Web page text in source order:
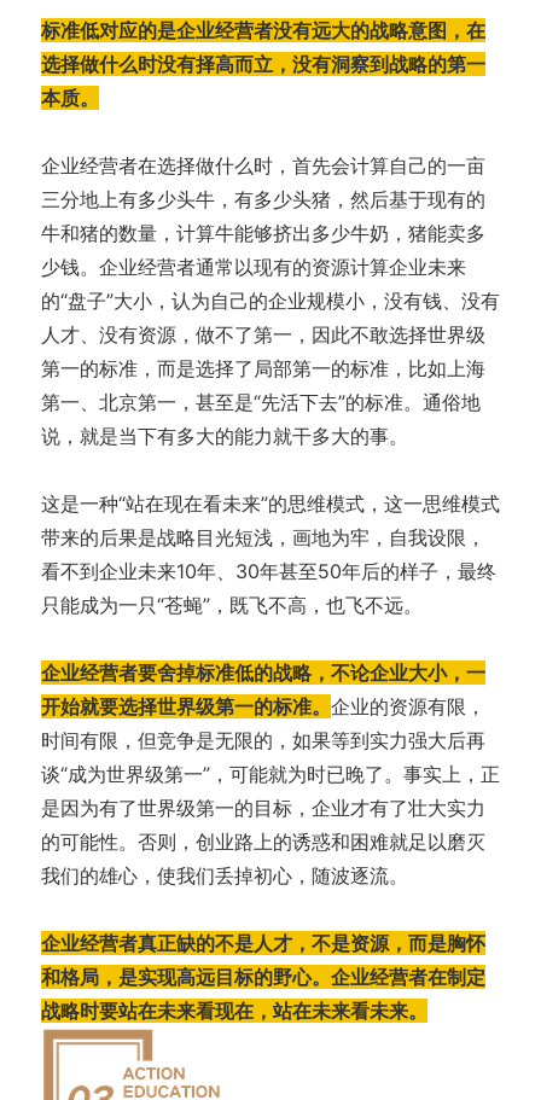
标准低对应的是企业经营者没有远大的战略意图，在
选择做什么时没有择高而立，没有洞察到战略的第一
本质。
企业经营者在选择做什么时，首先会计算自己的一亩
三分地上有多少头牛，有多少头猪，然后基于现有的
牛和猪的数量，计算牛能够挤出多少牛奶，猪能卖多
少钱。企业经营者通常以现有的资源计算企业未来
的“盘子”大小，认为自己的企业规模小，没有钱、没有
人才、没有资源，做不了第一，因此不敢选择世界级
第一的标准，而是选择了局部第一的标准，比如上海
第一、北京第一，甚至是“先活下去”的标准。通俗地
说，就是当下有多大的能力就干多大的事。
这是一种“站在现在看未来”的思维模式，这一思维模式
带来的后果是战略目光短浅，画地为牢，自我设限，
看不到企业未来10年、30年甚至50年后的样子，最终
只能成为一只“苍蝇”，既飞不高，也飞不远。
企业经营者要舍掉标准低的战略，不论企业大小，一
开始就要选择世界级第一的标准。 企业的资源有限，
时间有限，但竞争是无限的，如果等到实力强大后再
谈“成为世界级第一”，可能就为时已晚了。事实上，正
是因为有了世界级第一的目标，企业才有了壮大实力
的可能性。否则，创业路上的诱惑和困难就足以磨灭
我们的雄心，使我们丢掉初心，随波逐流。
企业经营者真正缺的不是人才，不是资源，而是胸怀
和格局，是实现高远目标的野心。企业经营者在制定
战略时要站在未来看现在，站在未来看未来。